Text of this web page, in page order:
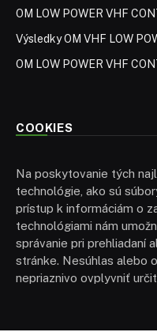
OM LOW POWER VHF
Výsledky OM VHF LOW
OM LOW POWER VHF
COOKIES
Na poskytovanie tých
technológie, ako sú
prístup k informáciám o
technológiami nám
správanie pri prehliadaní
stránke. Nesúhlas alebo
nepriaznivo ovplyvniť